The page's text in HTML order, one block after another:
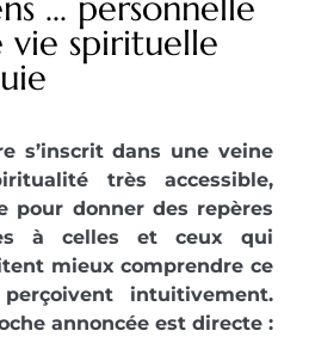
... personnelle
vie spirituelle
s’inscrit dans une veine
très accessible,
pour donner des repères
à celles et ceux qui
mieux comprendre ce
perçoivent intuitivement.
annoncée est directe :